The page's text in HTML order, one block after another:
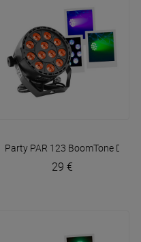
Party PAR 123 BoomTone DJ
29 €